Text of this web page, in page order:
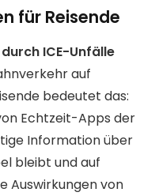
für Reisende
ICE-Unfälle
auf
bedeutet das:
Echtzeit-Apps der
Information über
bleibt und auf
Auswirkungen von